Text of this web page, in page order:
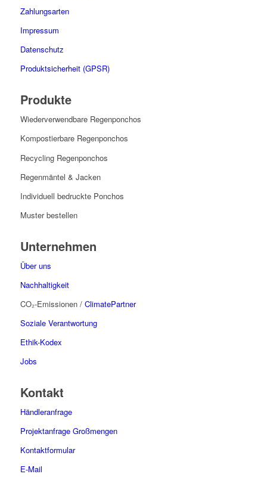
Zahlungsarten
Impressum
Datenschutz
Produktsicherheit (GPSR)
Produkte
Wiederverwendbare Regenponchos
Kompostierbare Regenponchos
Recycling Regenponchos
Regenmäntel & Jacken
Individuell bedruckte Ponchos
Muster bestellen
Unternehmen
Über uns
Nachhaltigkeit
CO₂-Emissionen / ClimatePartner
Soziale Verantwortung
Ethik-Kodex
Jobs
Kontakt
Händleranfrage
Projektanfrage Großmengen
Kontaktformular
E-Mail